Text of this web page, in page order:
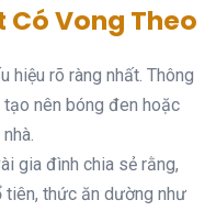
Có Vong Theo
hiệu rõ ràng nhất. Thông
nên bóng đen hoặc
gia đình chia sẻ rằng,
tiên, thức ăn dường như